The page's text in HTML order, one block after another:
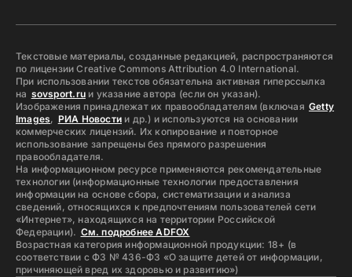
Текстовые материалы, созданные редакцией, распространяются
по лицензии Creative Commons Attribution 4.0 International.
При использовании текстов обязательна активная гиперссылка
на sovsport.ruи указание автора (если он указан).
Изображения принадлежат их правообладателям (включая Getty
Images, РИА Новости и др.) и используются на основании
коммерческих лицензий. Их копирование и повторное
использование запрещены без прямого разрешения
правообладателя.
На информационном ресурсе применяются рекомендательные
технологии (информационные технологии предоставления
информации на основе сбора, систематизации и анализа
сведений, относящихся к предпочтениям пользователей сети
«Интернет», находящихся на территории Российской
Федерации). См. подробнее ADFOX
Возрастная категория информационной продукции: 18+ (в
соответствии с ФЗ № 436-ФЗ «О защите детей от информации,
причиняющей вред их здоровью и развитию»)